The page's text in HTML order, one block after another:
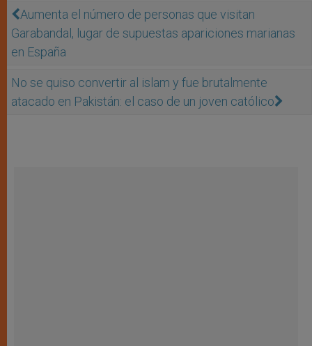
Aumenta el número de personas que visitan
Garabandal, lugar de supuestas apariciones marianas
en España
No se quiso convertir al islam y fue brutalmente
atacado en Pakistán: el caso de un joven católico